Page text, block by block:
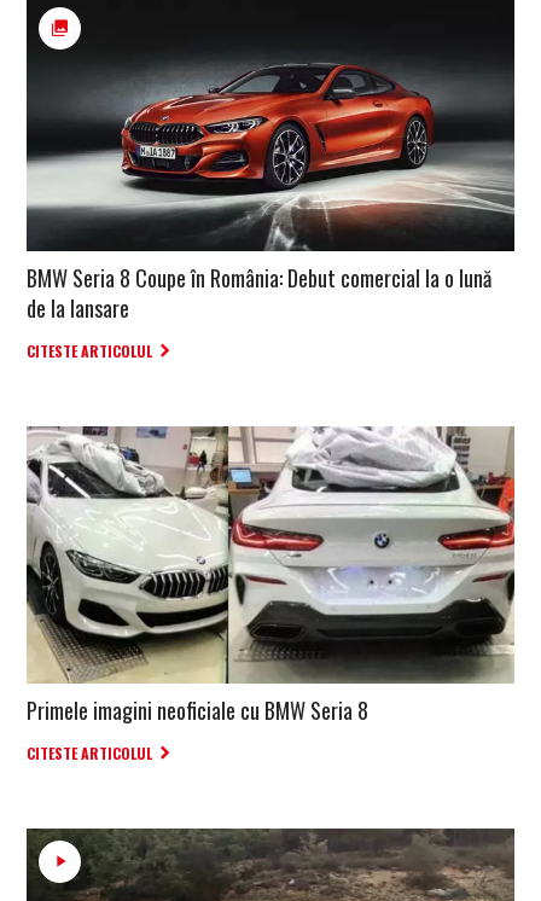
BMW Seria 8 Coupe în România: Debut comercial la o lună
de la lansare
CITESTE ARTICOLUL
Primele imagini neoficiale cu BMW Seria 8
CITESTE ARTICOLUL